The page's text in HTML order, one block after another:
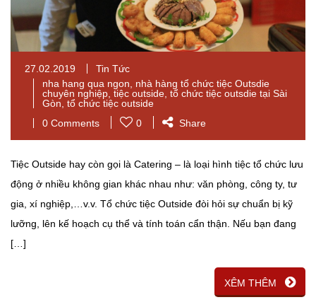
27.02.2019
Tin Tức
nha hang qua ngon
nhà hàng tổ chức tiệc Outsdie
chuyên nghiệp tiệc outside tổ chức tiệc outsdie tại Sài
Gòn tổ chức tiệc outside
0 Comments
0 Share
Tiệc Outside hay còn gọi là Catering – là loại hình tiệc tổ chức lưu
động ở nhiều không gian khác nhau như: văn phòng, công ty, tư
gia, xí nghiệp,…v.v. Tổ chức tiệc Outside đòi hỏi sự chuẩn bị kỹ
lưỡng, lên kế hoạch cụ thể và tính toán cẩn thận. Nếu bạn đang
[…]
XÊM THÊM